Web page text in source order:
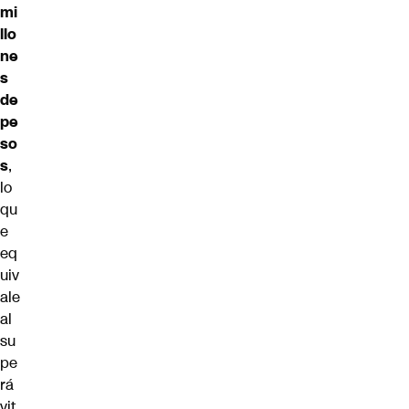
mi
llo
ne
s
de
pe
so
s,
lo
qu
e
eq
uiv
ale
al
su
pe
rá